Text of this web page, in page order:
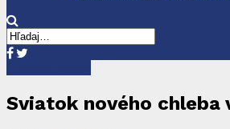
Sviatok nového chleba